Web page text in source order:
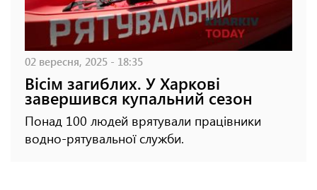
02 вересня, 2025 - 18:35
Вісім загиблих. У Харкові
завершився купальний сезон
Понад 100 людей врятували працівники
водно-рятувальної служби.